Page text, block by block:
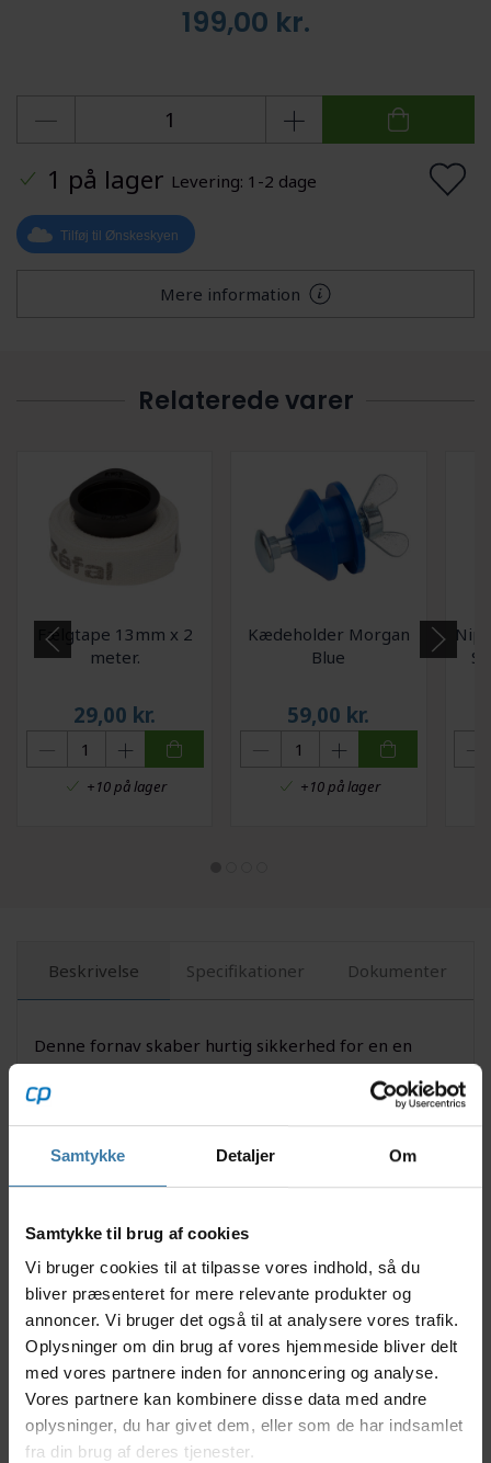
Samtykke Detaljer Om
Samtykke til brug af cookies
Vi bruger cookies til at tilpasse vores indhold, så du
bliver præsenteret for mere relevante produkter og
annoncer. Vi bruger det også til at analysere vores trafik.
Oplysninger om din brug af vores hjemmeside bliver delt
med vores partnere inden for annoncering og analyse.
Vores partnere kan kombinere disse data med andre
oplysninger, du har givet dem, eller som de har indsamlet
fra din brug af deres tjenester.
199,00 kr.
1 på lager Levering: 1-2 dage
Tilføj til Ønskeskyen
Mere information
Relaterede varer
Fælgtape 13mm x 2
meter.
29,00 kr.
+10 på lager
Kædeholder Morgan
Blue
59,00 kr.
+10 på lager
Beskrivelse Specifikationer Dokumenter
Denne fornav skaber hurtig sikkerhed for en en
ordentlig opbygning af et funktionelt hjul, hvor fælge
med 32 eger huller og en anvendelse af fælgbremser
påmontering hurtigt og nemt kan finde sted. Naven
er desuden lavet med en smart og tæt
mudder i at beskadige lejerne.
Anvendelse
Shimano Sora kan være svaret på en funktionel
fornav, der kan sikre en optimal opbygning af et
funktionelt hjul. Bagnaven er henvendt til brug på din
racercykel, hvor naven kan være yderst funktionel på
landevejen.
Specifikationer: